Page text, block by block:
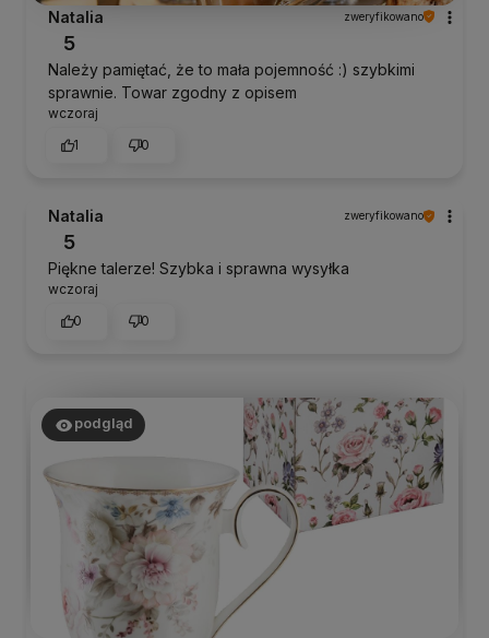
Natalia zweryfikowano
5
Należy pamiętać, że to mała pojemność :) szybkimi
sprawnie. Towar zgodny z opisem
wczoraj
1
0
Natalia zweryfikowano
5
Piękne talerze! Szybka i sprawna wysyłka
wczoraj
0
0
podgląd